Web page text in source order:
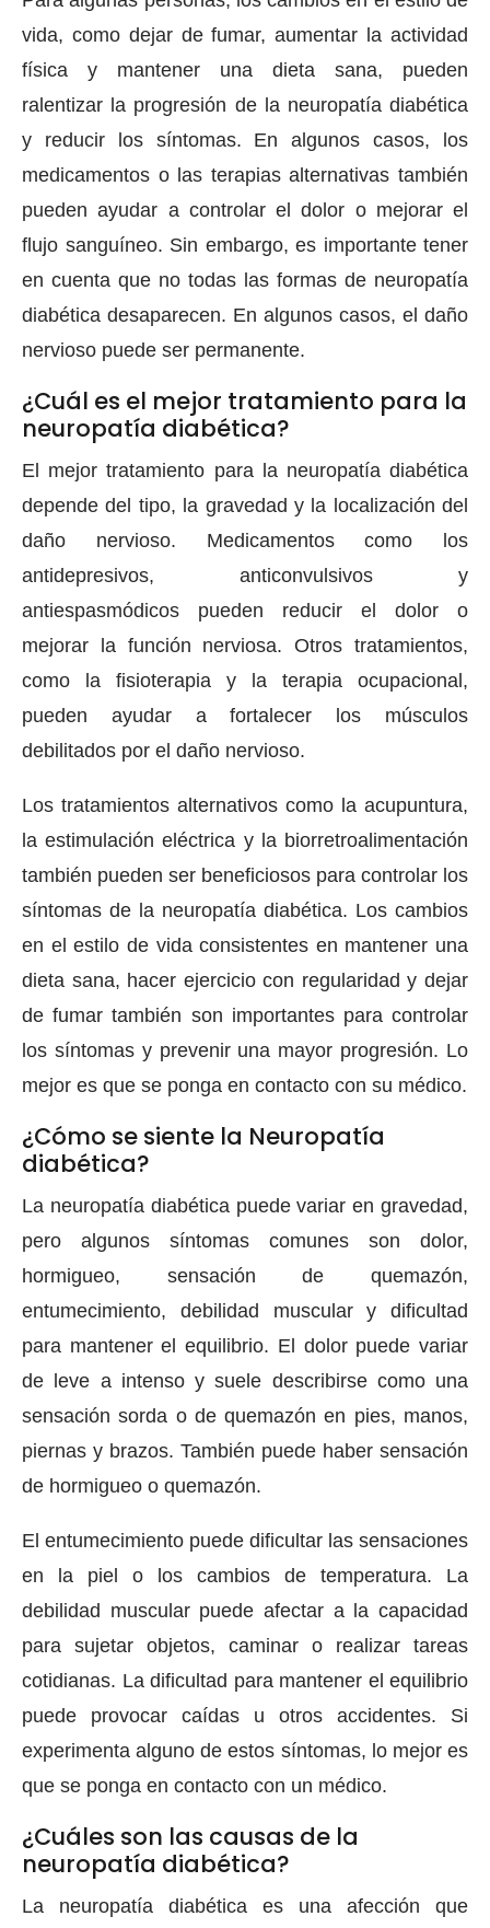
vida, como dejar de fumar, aumentar la actividad
física y mantener una dieta sana, pueden
ralentizar la progresión de la neuropatía diabética
y reducir los síntomas. En algunos casos, los
medicamentos o las terapias alternativas también
pueden ayudar a controlar el dolor o mejorar el
flujo sanguíneo. Sin embargo, es importante tener
en cuenta que no todas las formas de neuropatía
diabética desaparecen. En algunos casos, el daño
nervioso puede ser permanente.
¿Cuál es el mejor tratamiento para la
neuropatía diabética?
El mejor tratamiento para la neuropatía diabética
depende del tipo, la gravedad y la localización del
daño nervioso. Medicamentos como los
antidepresivos, anticonvulsivos y
antiespasmódicos pueden reducir el dolor o
mejorar la función nerviosa. Otros tratamientos,
como la fisioterapia y la terapia ocupacional,
pueden ayudar a fortalecer los músculos
debilitados por el daño nervioso.
Los tratamientos alternativos como la acupuntura,
la estimulación eléctrica y la biorretroalimentación
también pueden ser beneficiosos para controlar los
síntomas de la neuropatía diabética. Los cambios
en el estilo de vida consistentes en mantener una
dieta sana, hacer ejercicio con regularidad y dejar
de fumar también son importantes para controlar
los síntomas y prevenir una mayor progresión. Lo
mejor es que se ponga en contacto con su médico.
¿Cómo se siente la Neuropatía
diabética?
La neuropatía diabética puede variar en gravedad,
pero algunos síntomas comunes son dolor,
hormigueo, sensación de quemazón,
entumecimiento, debilidad muscular y dificultad
para mantener el equilibrio. El dolor puede variar
de leve a intenso y suele describirse como una
sensación sorda o de quemazón en pies, manos,
piernas y brazos. También puede haber sensación
de hormigueo o quemazón.
El entumecimiento puede dificultar las sensaciones
en la piel o los cambios de temperatura. La
debilidad muscular puede afectar a la capacidad
para sujetar objetos, caminar o realizar tareas
cotidianas. La dificultad para mantener el equilibrio
puede provocar caídas u otros accidentes. Si
experimenta alguno de estos síntomas, lo mejor es
que se ponga en contacto con un médico.
¿Cuáles son las causas de la
neuropatía diabética?
La neuropatía diabética es una afección que